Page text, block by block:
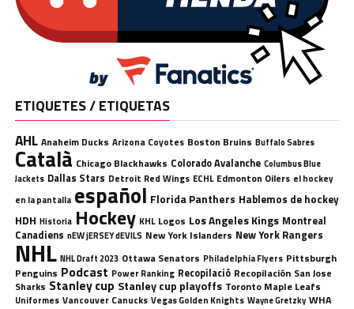
ETIQUETES / ETIQUETAS
AHL Anaheim Ducks Arizona Coyotes Boston Bruins Buffalo Sabres
Català Chicago Blackhawks Colorado Avalanche Columbus Blue
Jackets Dallas Stars Detroit Red Wings ECHL Edmonton Oilers el hockey
en la pantalla español Florida Panthers Hablemos de hockey
HDH Historia Hockey KHL Logos Los Angeles Kings Montreal
Canadiens nEW jERSEY dEVILS New York Islanders New York Rangers
NHL NHL Draft 2023 Ottawa Senators Philadelphia Flyers Pittsburgh
Penguins Podcast Power Ranking Recopilació Recopilación San Jose
Sharks Stanley cup Stanley cup playoffs Toronto Maple Leafs
Uniformes Vancouver Canucks Vegas Golden Knights Wayne Gretzky WHA